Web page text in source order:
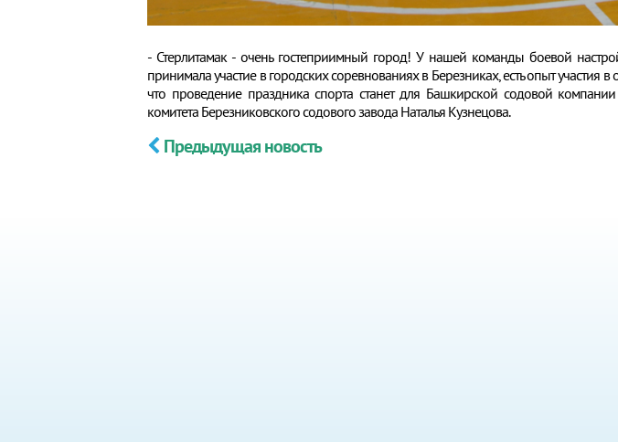
- Стерлитамак - очень гостеприимный город! У нашей команды боевой
принимала участие в городских соревнованиях в Березниках, есть опыт участия
что проведение праздника спорта станет для Башкирской содовой
комитета Березниковского содового завода Наталья Кузнецова.
Предыдущая новость